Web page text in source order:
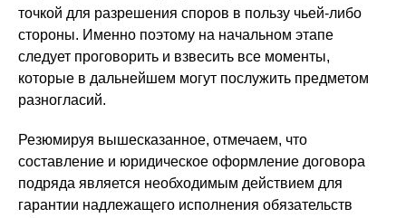
точкой для разрешения споров в пользу чьей-либо
стороны. Именно поэтому на начальном этапе
следует проговорить и взвесить все моменты,
которые в дальнейшем могут послужить предметом
разногласий.
Резюмируя вышесказанное, отмечаем, что
составление и юридическое оформление договора
подряда является необходимым действием для
гарантии надлежащего исполнения обязательств